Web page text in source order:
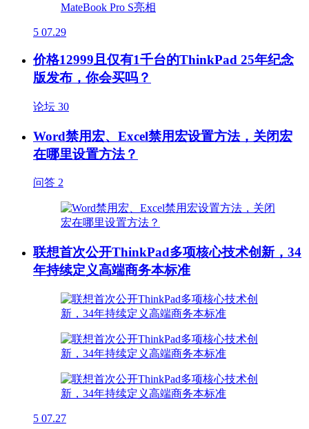
5 07.29
价格12999且仅有1千台的ThinkPad 25年纪念
版发布，你会买吗？
论坛 30
Word禁用宏、Excel禁用宏设置方法，关闭宏
在哪里设置方法？
问答 2
联想首次公开ThinkPad多项核心技术创新，34
年持续定义高端商务本标准
5 07.27